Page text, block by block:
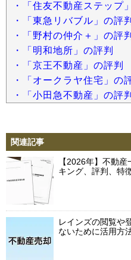
・「住友不動産ステップ
・「東急リバブル」の評判
・「野村の仲介＋」の評判
・「明和地所」の評判
・「京王不動産」の評判
・「オークラヤ住宅」の
・「小田急不動産」の評判
関連記事
【2026年】不動
キング、評判、特
レインズの閲覧や
ないために活用方